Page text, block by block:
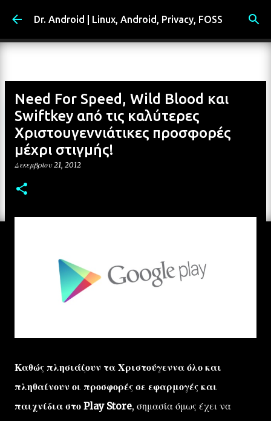
Μετάβαση στο κύριο περιεχόμενο
Dr. Android | Linux, Android, Privacy, FOSS
Need For Speed, Wild Blood και
Swiftkey από τις καλύτερες
Χριστουγεννιάτικες προσφορές
μέχρι στιγμής!
Δεκεμβρίου 21, 2012
Καθώς πλησιάζουν τα Χριστούγεννα όλο και
πληθαίνουν οι προσφορές σε εφαρμογές και
παιχνίδια στο Play Store, σημασία όμως έχει να